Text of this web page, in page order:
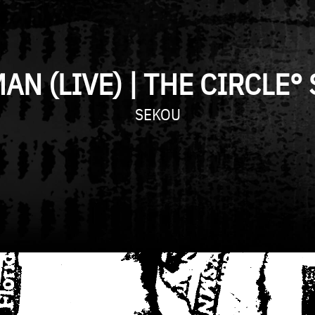
(LIVE) | THE CIRCLE°
SEKOU